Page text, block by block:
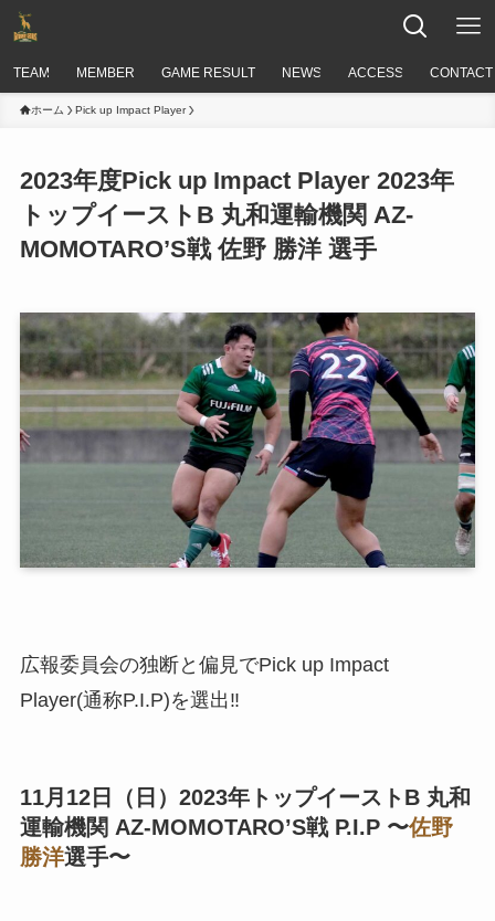
TEAM MEMBER GAME RESULT NEWS ACCESS
ホーム Pick up Impact Player
2023年度Pick up Impact Player 2023年
トップイーストB 丸和運輸機関 AZ-
MOMOTARO’S戦 ​佐野 勝洋 選手
広報委員会の独断と偏見でPick up Impact
Player(通称P.I.P)を選出‼︎
11月12日（日）2023年トップイーストB 丸和
運輸機関 AZ-MOMOTARO’S戦 P.I.P 〜佐野
勝洋選手〜